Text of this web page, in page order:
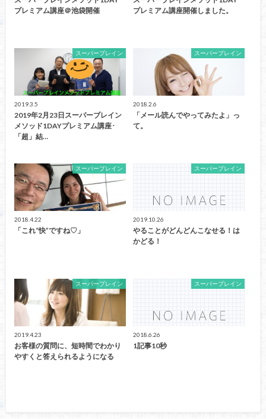
プレミアム講座＠池袋開催
プレミアム講座開催しました。
スーパープレイン
2019.3.5
2019年2月23日スーパーブレイン
メソッド1DAYプレミアム講座･
「超」結…
スーパープレイン
2018.2.6
「メール読んでやってみたよ」っ
て。
スーパープレイン
2018.4.22
「これ“快”ですね♡」
スーパープレイン
2019.10.26
やることがどんどんこなせる！は
かどる！
スーパープレイン
2019.4.23
お客様の質問に、短時間でわかり
やすくと答えられるようになる
スーパープレイン
2018.6.26
1記事10秒